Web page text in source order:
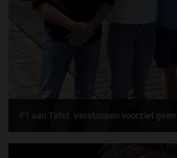
F1 aan Tafel: Verstappen voorziet